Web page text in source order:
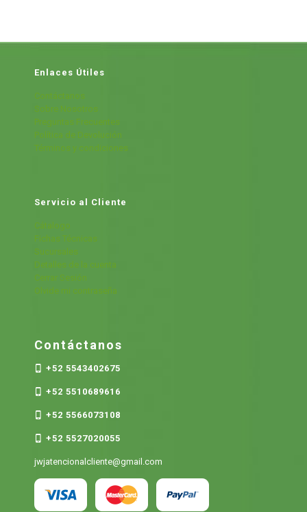
Enlaces Útiles
Contáctanos
Sobre Nosotros
Preguntas Frecuentes
Política de Devolución
Términos y condiciones
Servicio al Cliente
Cátalogo
Fichas Técnicas
Sucursales
Detalles de la cuenta
Cerrar Sesión
Olvide mi contraseña
Contáctanos
+52 5543402675
+52 5510689616
+52 5566073108
+52 5527020055
jwjatencionalcliente@gmail.com